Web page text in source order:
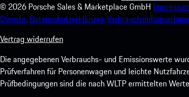
© 2026 Porsche Sales & Marketplace GmbH
Dienste. Datenschutzerklärung.
Vertrag widerrufen
Die angegebenen Verbrauchs- und Emissionswerte
Prüfverfahren für Personenwagen und leichte
Prüfbedingungen sind die nach WLTP ermittelten